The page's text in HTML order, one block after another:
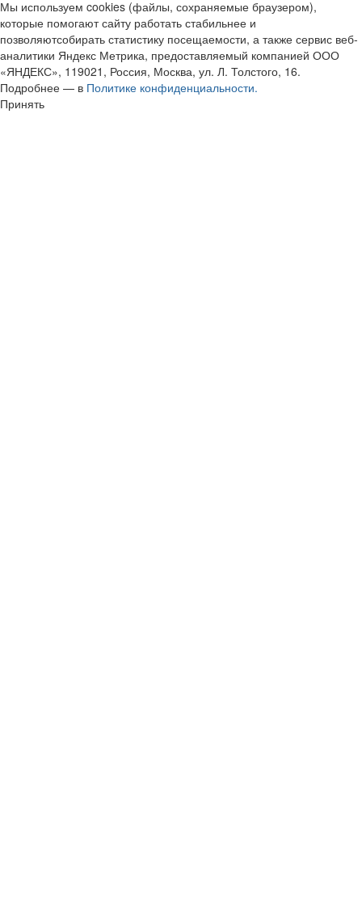
Мы используем cookies (файлы, сохраняемые браузером),
которые помогают сайту работать стабильнее и
позволяютсобирать статистику посещаемости, а также сервис веб-
аналитики Яндекс Метрика, предоставляемый компанией ООО
«ЯНДЕКС», 119021, Россия, Москва, ул. Л. Толстого, 16.
Подробнее — в Политике конфиденциальности.
Принять